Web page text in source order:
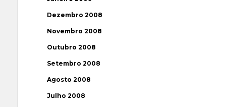
Dezembro 2008
Novembro 2008
Outubro 2008
Setembro 2008
Agosto 2008
Julho 2008